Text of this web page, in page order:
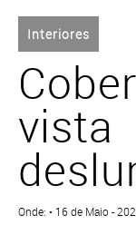
Interiores
vista
Onde: • 16 de Maio -